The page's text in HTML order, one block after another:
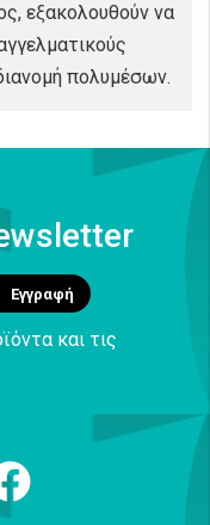
εξακολουθούν να
πολυμέσων.
Εγγραφή
και τις